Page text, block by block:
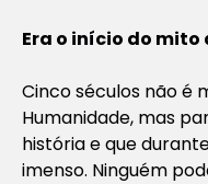
Era o início do
Cinco séculos não é
Humanidade, mas
história e que
imenso. Ninguém